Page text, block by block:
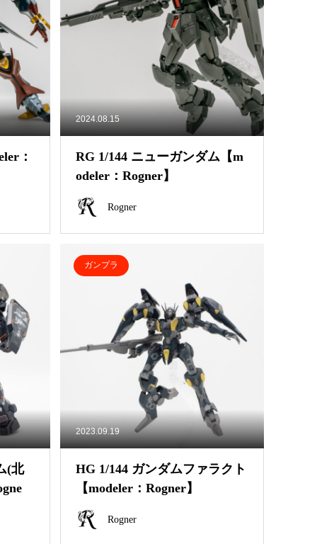
：
2024.08.15
RG 1/144 ニューガンダム【m
odeler：Rogner】
Rogner
(北
2023.09.19
ガンプラ
HG 1/144 ガンダムファラクト
【modeler：Rogner】
Rogner